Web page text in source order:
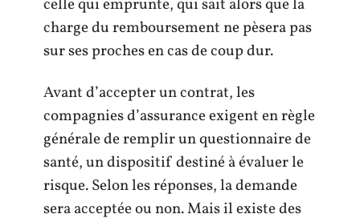
celle qui emprunte, qui sait alors que la
charge du remboursement ne pèsera pas
sur ses proches en cas de coup dur.
Avant d’accepter un contrat, les
compagnies d’assurance exigent en règle
générale de remplir un questionnaire de
santé, un dispositif destiné à évaluer le
risque. Selon les réponses, la demande
sera acceptée ou non. Mais il existe des